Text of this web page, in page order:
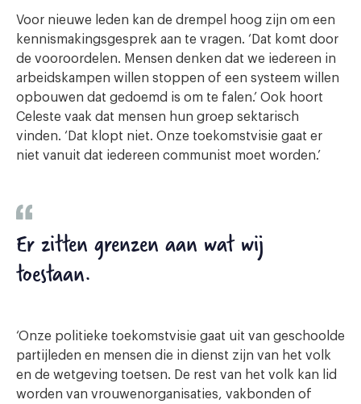
Voor nieuwe leden kan de drempel hoog zijn om een
kennismakingsgesprek aan te vragen. ‘Dat komt door
de vooroordelen. Mensen denken dat we iedereen in
arbeidskampen willen stoppen of een systeem willen
opbouwen dat gedoemd is om te falen.’ Ook hoort
Celeste vaak dat mensen hun groep sektarisch
vinden. ‘Dat klopt niet. Onze toekomstvisie gaat er
niet vanuit dat iedereen communist moet worden.’
Er zitten grenzen aan wat wij
toestaan.
‘Onze politieke toekomstvisie gaat uit van geschoolde
partijleden en mensen die in dienst zijn van het volk
en de wetgeving toetsen. De rest van het volk kan lid
worden van vrouwenorganisaties, vakbonden of